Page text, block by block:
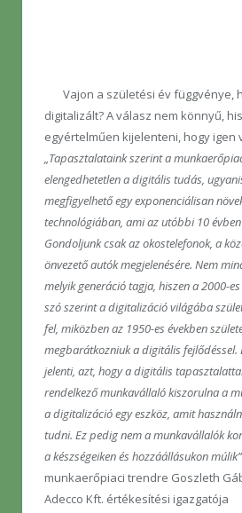
Vajon a születési év függvénye,
digitalizált? A válasz nem könnyű,
egyértelműen kijelenteni, hogy igen
„Tapasztalataink szerint a
elengedhetetlen a digitális tudás,
megfigyelhető egy exponenciálisan
technológiában, ami az utóbbi 10
Gondoljunk csak az okostelefonok, a
önvezető autók megjelenésére. Nem
melyik generáció tagja, hiszen a 2000-
szó szerint a digitalizáció világába
fel, miközben az 1950-es években
megbarátkozniuk a digitális fejlődéssel.
jelenti, azt, hogy a digitális
rendelkező munkavállaló kiszorulna a
a digitalizáció egy eszköz, amit
tudni. Ez pedig nem a munkavállalók
a készségeiken és hozzáállásukon múlik”
munkaerőpiaci trendre Goszleth
Adecco Kft. értékesítési igazgatója